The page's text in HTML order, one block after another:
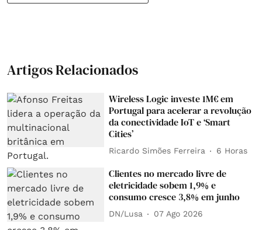
Artigos Relacionados
Wireless Logic investe 1M€ em
Portugal para acelerar a revolução
da conectividade IoT e ‘Smart
Cities’
Ricardo Simões Ferreira 6 Horas
Clientes no mercado livre de
eletricidade sobem 1,9% e
consumo cresce 3,8% em junho
DN/Lusa 07 Ago 2026